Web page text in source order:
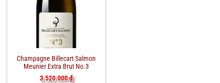
Champagne Billecart Salmon
Meunier Extra Brut No.3
3.520.000₫